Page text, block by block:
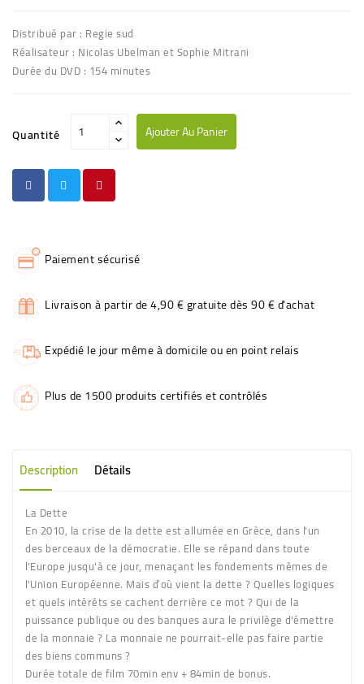
Distribué par : Regie sud
Réalisateur : Nicolas Ubelman et Sophie Mitrani
Durée du DVD : 154 minutes
Quantité Ajouter Au Panier
Paiement sécurisé
Livraison à partir de 4,90 € gratuite dès 90 € d'achat
Expédié le jour même à domicile ou en point relais
Plus de 1500 produits certifiés et contrôlés
Description Détails
La Dette
En 2010, la crise de la dette est allumée en Grèce, dans l'un
des berceaux de la démocratie. Elle se répand dans toute
l'Europe jusqu'à ce jour, menaçant les fondements mêmes de
l'Union Européenne. Mais d’où vient la dette ? Quelles logiques
et quels intérêts se cachent derrière ce mot ? Qui de la
puissance publique ou des banques aura le privilège d'émettre
de la monnaie ? La monnaie ne pourrait-elle pas faire partie
des biens communs ?
Durée totale de film 70min env + 84min de bonus.